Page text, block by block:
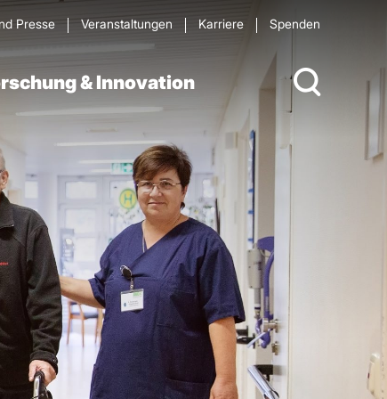
Presse Veran­staltungen Karriere Spenden
& Innovation